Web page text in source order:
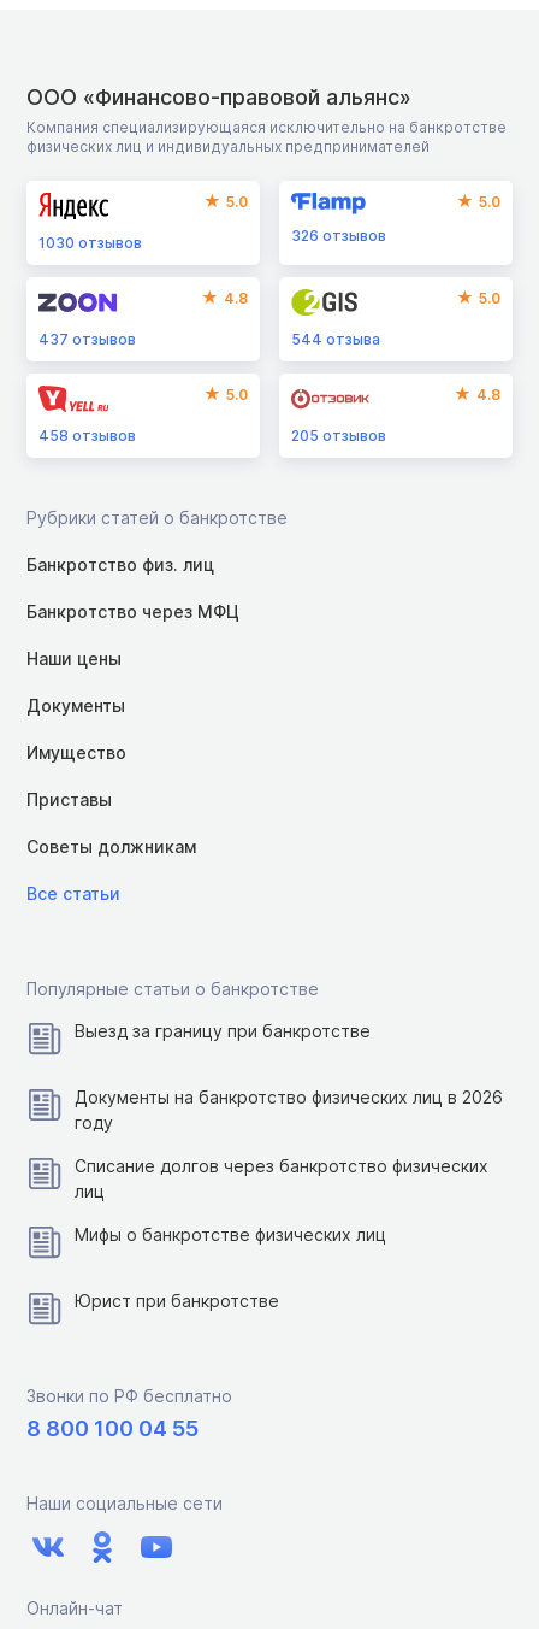
ООО «Финансово-правовой альянс»
Компания специализирующаяся исключительно на банкротстве
физических лиц и индивидуальных предпринимателей
5.0
1030 отзывов
5.0
326отзывов
4.8
437 отзывов
5.0
544отзыва
5.0
458 отзывов
4.8
205отзывов
Рубрики статей о банкротстве
Банкротство физ. лиц
Банкротство через МФЦ
Наши цены
Документы
Имущество
Приставы
Советы должникам
Все статьи
Популярные статьи о банкротстве
Выезд за границу при банкротстве
Документы на банкротство физических лиц в 2026
году
Списание долгов через банкротство физических
лиц
Мифы о банкротстве физических лиц
Юрист при банкротстве
Звонки по РФ бесплатно
8 800 100 04 55
Наши социальные сети
Онлайн-чат